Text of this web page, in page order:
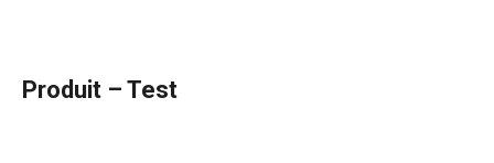
Produit – Test